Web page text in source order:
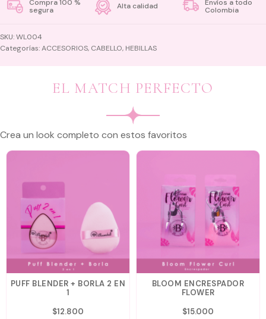
Compra 100 %
segura
Alta calidad
Envíos a todo
Colombia
SKU:WL004
Categorías:ACCESORIOS, CABELLO, HEBILLAS
EL MATCH PERFECTO
Crea un look completo con estos favoritos
PUFF BLENDER + BORLA 2 EN
1
$12.800
BLOOM ENCRESPADOR
FLOWER
$15.000